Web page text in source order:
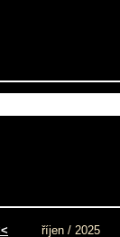
říjen / 2025